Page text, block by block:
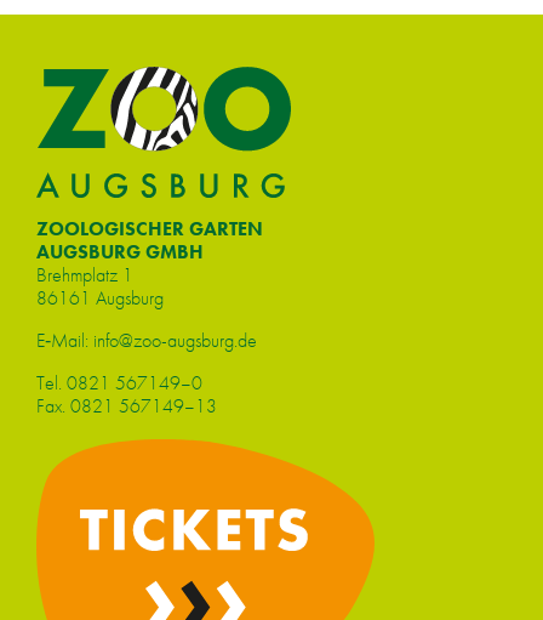
ZOOLOGISCHER GARTEN
AUGSBURG GMBH
Brehm­platz 1
86161 Augs­burg
E‑Mail: info@​zoo-​augsburg.​de
Tel. 0821 567149–0
Fax. 0821 567149–13